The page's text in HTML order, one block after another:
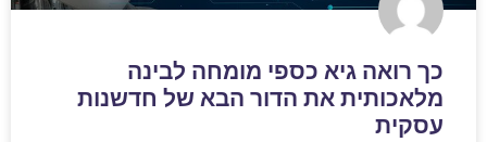
כך רואה גיא כספי מומחה לבינה
מלאכותית את הדור הבא של חדשנות
עסקית